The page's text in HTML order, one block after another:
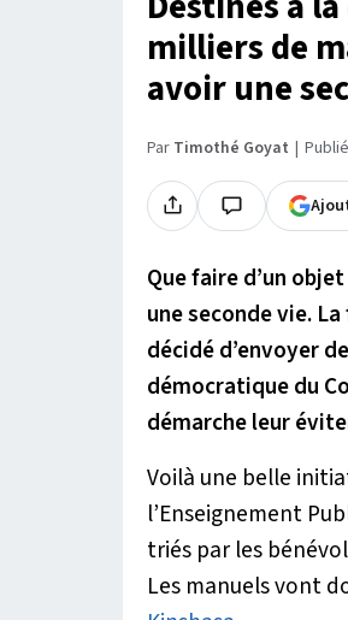
milliers de
avoir une
Par Timothé Goyat
Que faire d’un
une seconde vie.
décidé d’envoyer
démocratique du
démarche leur
Voilà une belle
l’Enseignement
triés par les
Les manuels vont